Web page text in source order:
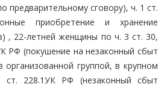
предварительному сговору), ч. 1 ст.
приобретение и хранение
, 22-летней женщины по ч. 3 ст. 30,
РФ (покушение на незаконный сбыт
организованной группой, в крупном
228.1УК РФ (незаконный сбыт